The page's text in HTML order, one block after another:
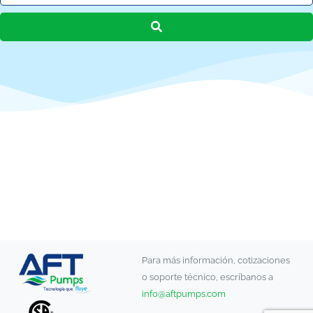
Para más información, cotizaciones
o soporte técnico, escríbanos a
info@aftpumps.com